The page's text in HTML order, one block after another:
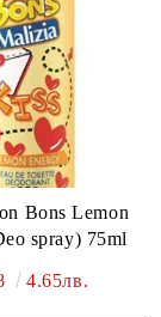
Bons Lemon
spray) 75ml
4.65лв.